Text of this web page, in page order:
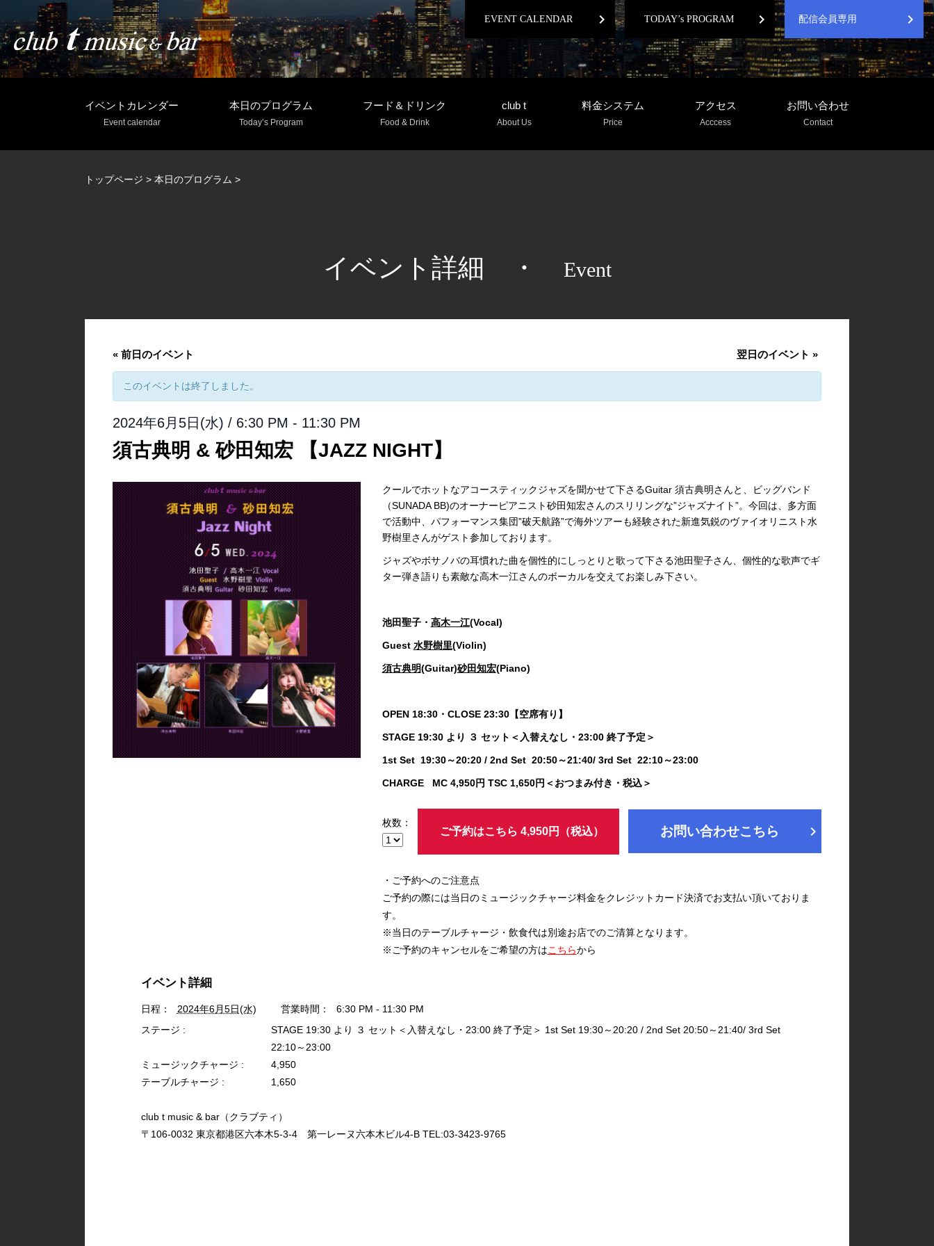
EVENT CALENDAR chevron_right TODAY’s PROGRAM chevron_right 配信会員専用 chevron_right
イベントカレンダー
Event calendar
本日のプログラム
Today’s Program
フード＆ドリンク
Food & Drink
club t
About Us
料金システム
Price
アクセス
Acccess
お問い合わせ
Contact
トップページ > 本日のプログラム >
イベント詳細 ・ Event
« 前日のイベント 翌日のイベント »
このイベントは終了しました。
2024年6月5日(水) / 6:30 PM - 11:30 PM
須古典明 & 砂田知宏 【JAZZ NIGHT】
クールでホットなアコースティックジャズを聞かせて下さるGuitar 須古典明さんと、ビッグバンド
（SUNADA BB)のオーナーピアニスト砂田知宏さんのスリリングな”ジャズナイト”。今回は、多方面
で活動中、パフォーマンス集団”破天航路”で海外ツアーも経験された新進気鋭のヴァイオリニスト水
野樹里さんがゲスト参加しております。
ジャズやボサノバの耳慣れた曲を個性的にしっとりと歌って下さる池田聖子さん、個性的な歌声でギ
ター弾き語りも素敵な高木一江さんのボーカルを交えてお楽しみ下さい。
池田聖子・ 高木一江(Vocal)
Guest 水野樹里(Violin)
須古典明(Guitar)砂田知宏(Piano)
OPEN 18:30・CLOSE 23:30【空席有り】
STAGE 19:30 より ３ セット＜入替えなし・23:00 終了予定＞
1st Set 19:30～20:20 / 2nd Set 20:50～21:40/ 3rd Set 22:10～23:00
CHARGE MC 4,950円 TSC 1,650円＜おつまみ付き・税込＞
枚数：
ご予約はこちら 4,950円（税込） お問い合わせこちら chevron_right
・ご予約へのご注意点
ご予約の際には当日のミュージックチャージ料金をクレジットカード決済でお支払い頂いておりま
す。
※当日のテーブルチャージ・飲食代は別途お店でのご清算となります。
※ご予約のキャンセルをご希望の方はこちらから
イベント詳細
日程： 2024年6月5日(水) 営業時間：
6:30 PM - 11:30 PM
ステージ :
STAGE 19:30 より ３ セット＜入替えなし・23:00 終了予定＞ 1st Set 19:30～20:20 / 2nd Set 20:50～21:40/ 3rd Set
22:10～23:00
ミュージックチャージ :
4,950
テーブルチャージ :
1,650
club t music & bar（クラブティ）
〒106-0032 東京都港区六本木5-3-4 第一レーヌ六本木ビル4-B TEL:03-3423-9765